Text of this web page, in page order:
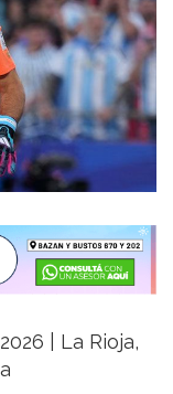
| La Rioja,